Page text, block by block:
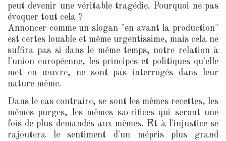
peut devenir une véritable tragédie. Pourquoi ne pas
évoquer tout cela ?
Annoncer comme un slogan "en avant la production"
est certes louable et même urgentissime, mais cela ne
suffira pas si dans le même temps, notre relation à
l'union européenne, les principes et politiques qu'elle
met en œuvre, ne sont pas interrogés dans leur
nature même.
Dans le cas contraire, se sont les mêmes recettes, les
mêmes purges, les mêmes sacrifices qui seront une
fois de plus demandés aux mêmes. Et à l'injustice se
rajoutera le sentiment d'un mépris plus grand